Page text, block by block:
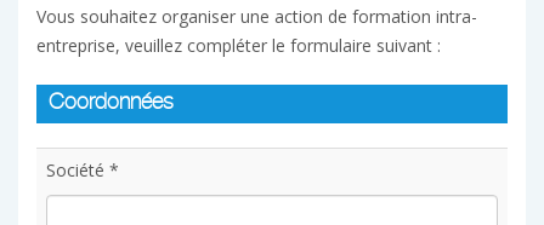
Vous souhaitez organiser une action de formation intra-
entreprise, veuillez compléter le formulaire suivant :
Coordonnées
Société *